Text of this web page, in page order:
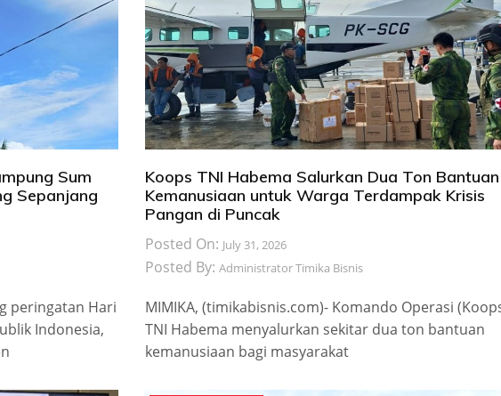
Sum
Sepanjang
peringatan Hari
Indonesia,
Koops TNI Habema Salurkan Dua Ton Bantuan
Kemanusiaan untuk Warga Terdampak Krisis
Pangan di Puncak
Posted On: July 31, 2026
Posted By: Administrator Timika Bisnis
MIMIKA, (timikabisnis.com)- Komando Operasi
TNI Habema menyalurkan sekitar dua ton bantuan
kemanusiaan bagi masyarakat